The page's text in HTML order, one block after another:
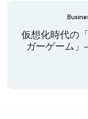
仮想化時代の
ガーゲーム